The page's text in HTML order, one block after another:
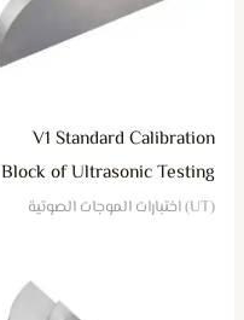
V1 Standard Calibration
Block of Ultrasonic Testing
(UT) اختبارات الموجات الصوتية